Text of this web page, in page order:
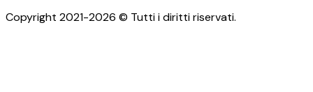
Copyright 2021-2026 © Tutti i diritti riservati.